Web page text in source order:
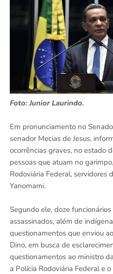
Foto: Junior Laurindo.
Em pronunciamento no
senador Mecias de Jesus,
ocorrências graves, no estado
pessoas que atuam no
Rodoviária Federal, servidores
Yanomami.
Segundo ele, doze
assassinados, além de
questionamentos que enviou
Dino, em busca de
questionamentos ao ministro
a Polícia Rodoviária Federal e